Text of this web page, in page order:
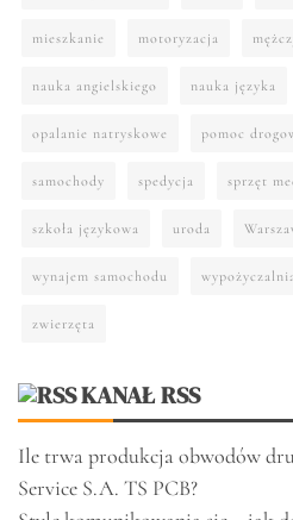
mieszkanie motoryzacja
nauka angielskiego nauka języka
opalanie natryskowe pomoc
samochody spedycja sprzęt
szkoła językowa uroda
wynajem samochodu
zwierzęta
KANAŁ RSS
Ile trwa produkcja obwodów
Service S.A. TS PCB?